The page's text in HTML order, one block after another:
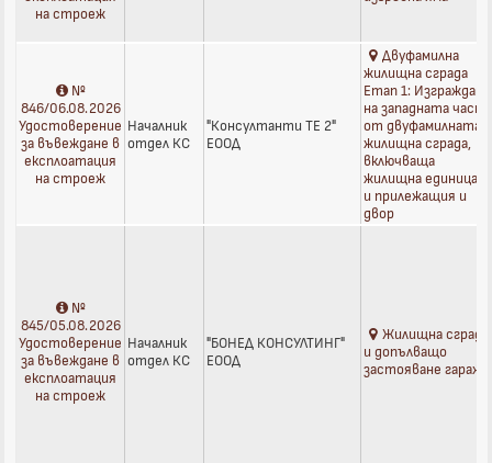
на строеж
№
846/06.08.2026
Удостоверение
за въвеждане в
експлоатация
на строеж
Началник
отдел КС
"Консултанти ТЕ 2"
ЕООД
Двуфамилна
жилищна сграда
Етап 1: Изграждане
на западната част
от двуфамилната
жилищна сграда,
включваща
жилищна единица 1
и прилежащия и
двор
№
845/05.08.2026
Удостоверение
за въвеждане в
експлоатация
на строеж
Началник
отдел КС
"БОНЕД КОНСУЛТИНГ"
ЕООД
Жилищна сграда
и допълващо
застояване гараж